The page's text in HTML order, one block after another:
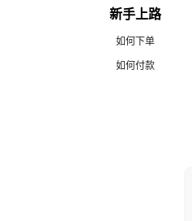
新手上路
如何下单
如何付款